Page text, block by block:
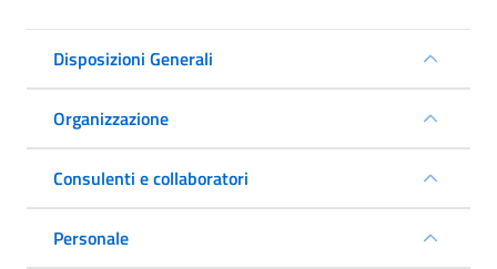
Disposizioni Generali
Organizzazione
Consulenti e collaboratori
Personale